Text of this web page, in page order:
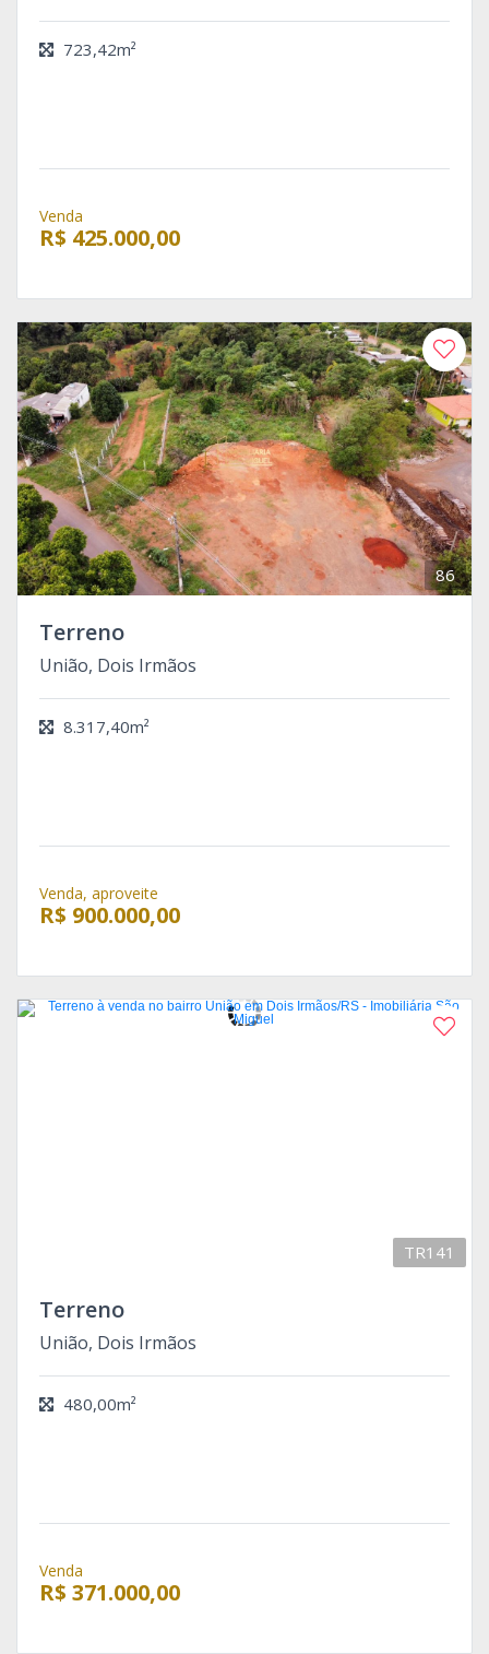
723,42m²
Venda
R$ 425.000,00
86
Terreno
União, Dois Irmãos
8.317,40m²
Venda, aproveite
R$ 900.000,00
TR141
Terreno
União, Dois Irmãos
480,00m²
Venda
R$ 371.000,00